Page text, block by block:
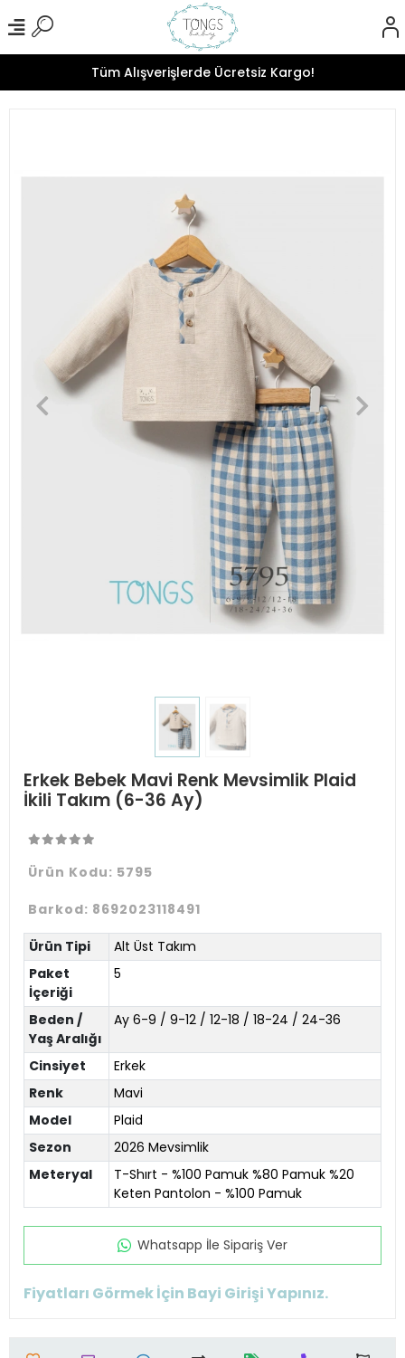
Tüm Alışverişlerde Ücretsiz Kargo!
Erkek Bebek Mavi Renk Mevsimlik Plaid
İkili Takım (6-36 Ay)
Ürün Kodu: 5795
Barkod: 8692023118491
Ürün Tipi
Alt Üst Takım
Paket
İçeriği
5
Beden /
Yaş Aralığı
Ay 6-9 / 9-12 / 12-18 / 18-24 / 24-36
Cinsiyet
Erkek
Renk
Mavi
Model
Plaid
Sezon
2026 Mevsimlik
Meteryal
T-Shırt - %100 Pamuk %80 Pamuk %20
Keten Pantolon - %100 Pamuk
Whatsapp İle Sipariş Ver
Fiyatları Görmek İçin Bayi Girişi Yapınız.